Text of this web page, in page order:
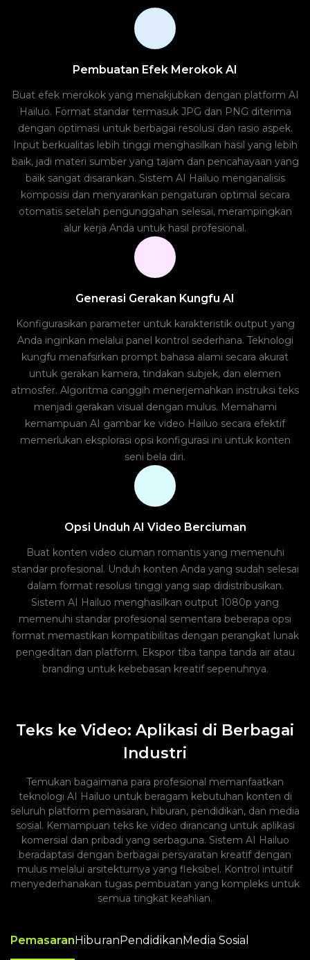
Pembuatan Efek Merokok AI
Buat efek merokok yang menakjubkan dengan platform AI
Hailuo. Format standar termasuk JPG dan PNG diterima
dengan optimasi untuk berbagai resolusi dan rasio aspek.
Input berkualitas lebih tinggi menghasilkan hasil yang lebih
baik, jadi materi sumber yang tajam dan pencahayaan yang
baik sangat disarankan. Sistem AI Hailuo menganalisis
komposisi dan menyarankan pengaturan optimal secara
otomatis setelah pengunggahan selesai, merampingkan
alur kerja Anda untuk hasil profesional.
Generasi Gerakan Kungfu AI
Konfigurasikan parameter untuk karakteristik output yang
Anda inginkan melalui panel kontrol sederhana. Teknologi
kungfu menafsirkan prompt bahasa alami secara akurat
untuk gerakan kamera, tindakan subjek, dan elemen
atmosfer. Algoritma canggih menerjemahkan instruksi teks
menjadi gerakan visual dengan mulus. Memahami
kemampuan AI gambar ke video Hailuo secara efektif
memerlukan eksplorasi opsi konfigurasi ini untuk konten
seni bela diri.
Opsi Unduh AI Video Berciuman
Buat konten video ciuman romantis yang memenuhi
standar profesional. Unduh konten Anda yang sudah selesai
dalam format resolusi tinggi yang siap didistribusikan.
Sistem AI Hailuo menghasilkan output 1080p yang
memenuhi standar profesional sementara beberapa opsi
format memastikan kompatibilitas dengan perangkat lunak
pengeditan dan platform. Ekspor tiba tanpa tanda air atau
branding untuk kebebasan kreatif sepenuhnya.
Teks ke Video: Aplikasi di Berbagai
Industri
Temukan bagaimana para profesional memanfaatkan
teknologi AI Hailuo untuk beragam kebutuhan konten di
seluruh platform pemasaran, hiburan, pendidikan, dan media
sosial. Kemampuan teks ke video dirancang untuk aplikasi
komersial dan pribadi yang serbaguna. Sistem AI Hailuo
beradaptasi dengan berbagai persyaratan kreatif dengan
mulus melalui arsitekturnya yang fleksibel. Kontrol intuitif
menyederhanakan tugas pembuatan yang kompleks untuk
semua tingkat keahlian.
Pemasaran Hiburan Pendidikan Media Sosial